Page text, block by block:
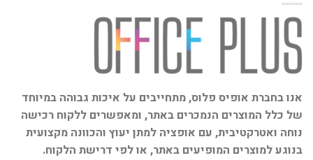
אנו בחברת אופיס פלוס, מתחייבים על איכות גבוהה במיוחד
של כלל המוצרים הנמכרים באתר, ומאפשרים ללקוח רכישה
נוחה ואטרקטיבית, עם אופציה למתן יעוץ והכוונה מקצועית
בנוגע למוצרים המופיעים באתר, או לפי דרישת הלקוח.